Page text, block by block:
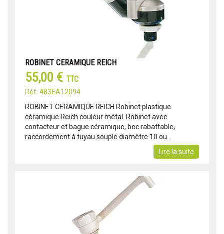
ROBINET CERAMIQUE REICH
55,00 € TTC
Réf: 483EA12094
ROBINET CERAMIQUE REICH Robinet plastique
céramique Reich couleur métal. Robinet avec
contacteur et bague céramique, bec rabattable,
raccordement à tuyau souple diamètre 10 ou...
Lire la suite